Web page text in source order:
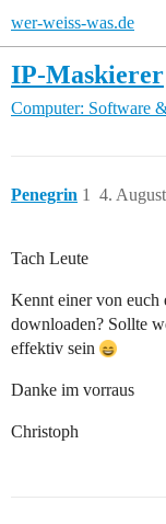
wer-weiss-was.de
IP-Maskierer
Computer: Software
Penegrin 4.
1
Tach Leute
Kennt einer von euch
downloaden? Sollte
effektiv sein
Danke im vorraus
Christoph